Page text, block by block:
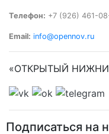
Телефон: +7 (926) 461-
Email: info@opennov.ru
«ОТКРЫТЫЙ
Подписаться на